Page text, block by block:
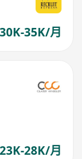
35K/月
28K/月